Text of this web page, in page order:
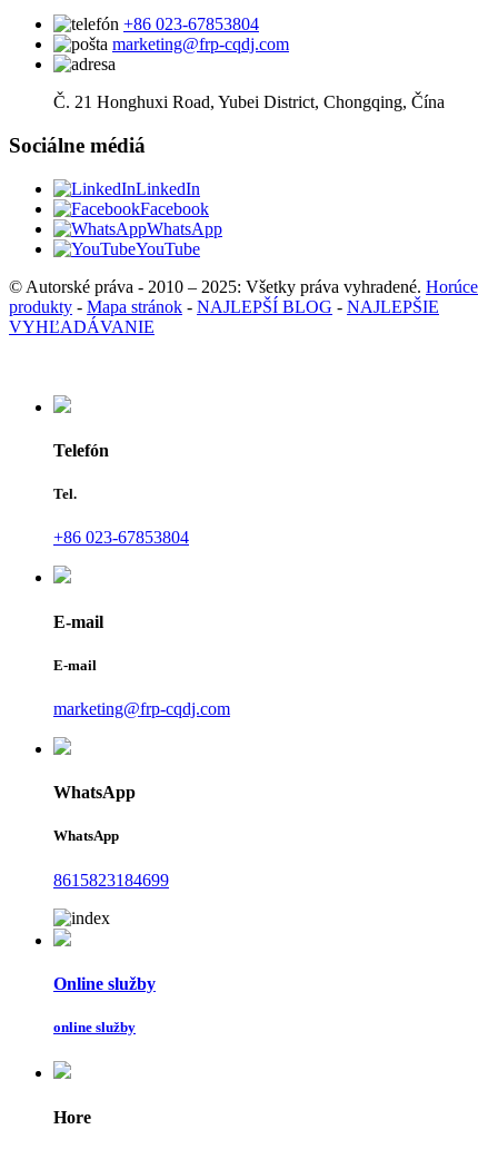
+86 023-67853804
marketing@frp-cqdj.com
Č. 21 Honghuxi Road, Yubei District, Chongqing, Čína
Sociálne médiá
LinkedIn
Facebook
WhatsApp
YouTube
© Autorské práva - 2010 – 2025: Všetky práva vyhradené. Horúce
produkty - Mapa stránok - NAJLEPŠÍ BLOG - NAJLEPŠIE
VYHĽADÁVANIE
Telefón
Tel.
+86 023-67853804
E-mail
E-mail
marketing@frp-cqdj.com
WhatsApp
WhatsApp
8615823184699
Online služby
online služby
Hore